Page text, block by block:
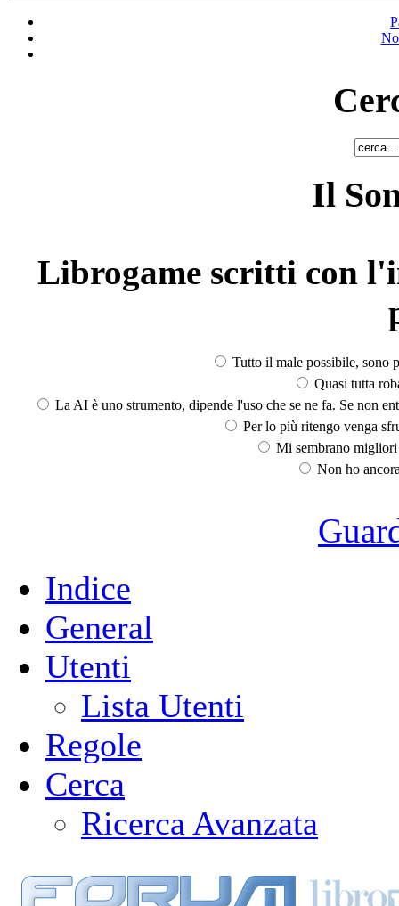
Il
Librogame scritti con
Tutto il male possibile, sono
Quasi tutta
La AI è uno strumento, dipende l'uso che se ne fa. Se non
Per lo più ritengo venga
Mi sembrano
Non ho
Indice
General
Utenti
Lista Utenti
Regole
Cerca
Ricerca Avanzata